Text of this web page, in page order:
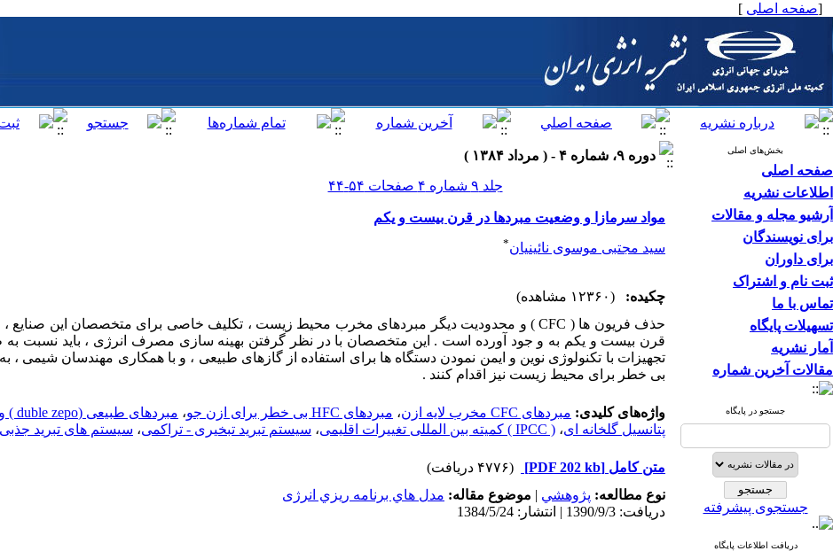
[صفحه اصلی ]
بخش‌های اصلی
صفحه اصلی
اطلاعات نشریه
آرشیو مجله و مقالات
برای نویسندگان
برای داوران
ثبت نام و اشتراک
تماس با ما
تسهیلات پایگاه
آمار نشریه
مقالات آخرین شماره
جستجو در پایگاه
جستجوی پیشرفته
دریافت اطلاعات پایگاه
دوره ۹، شماره ۴ - ( مرداد ۱۳۸۴ )
جلد ۹ شماره ۴ صفحات ۵۴-۴۴
مواد سرمازا و وضعیت مبردها در قرن بیست و یکم
سید مجتبی موسوی نائینیان*
چکیده:
(۱۲۳۶۰ مشاهده)
قرن بیست و یکم به و جود آورده است . این متخصصان با در نظر گرفتن بهینه سازی مصرف انرژی ، باید نسبت
تجهیزات با تکنولوژی نوین و ایمن نمودن دستگاه ها برای استفاده از گازهای طبیعی ، و با همکاری مهندسان شیمی
بی خطر برای محیط زیست نیز اقدام کنند .
واژه‌های کلیدی: مبردهای CFC مخرب لایه ازن ، مبردهای HFC بی خطر برای ازن جو ،
پتانسیل گلخانه ای، ( IPCC ) کمیته بین المللی تغییرات اقلیمی ، سیستم تبرید تبخیری - تراکمی، سیستم های تبرید جذبی
متن کامل [PDF 202 kb]
(۴۷۷۶ دریافت)
نوع مطالعه: پژوهشي | موضوع مقاله: مدل هاي برنامه ريزي انرژی
دریافت: 1390/9/3 | انتشار: 1384/5/24